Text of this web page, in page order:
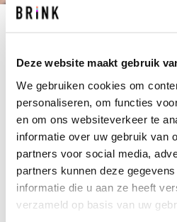
Deze website maakt gebruik
We gebruiken cookies om
personaliseren, om functies
en om ons websiteverkeer te
informatie over uw gebruik van
partners voor social media,
partners kunnen deze
informatie die u aan ze heeft
verzameld op basis van uw
Van woorden als vastgoed,
kantooromgevingen gaat
kloppen. Geen wonder dat
helemaal in haar element
energie op de projecten
Huisvestingsadvies. Hoe
werkzaamheden hoe
vindt. Zolang ze maar met